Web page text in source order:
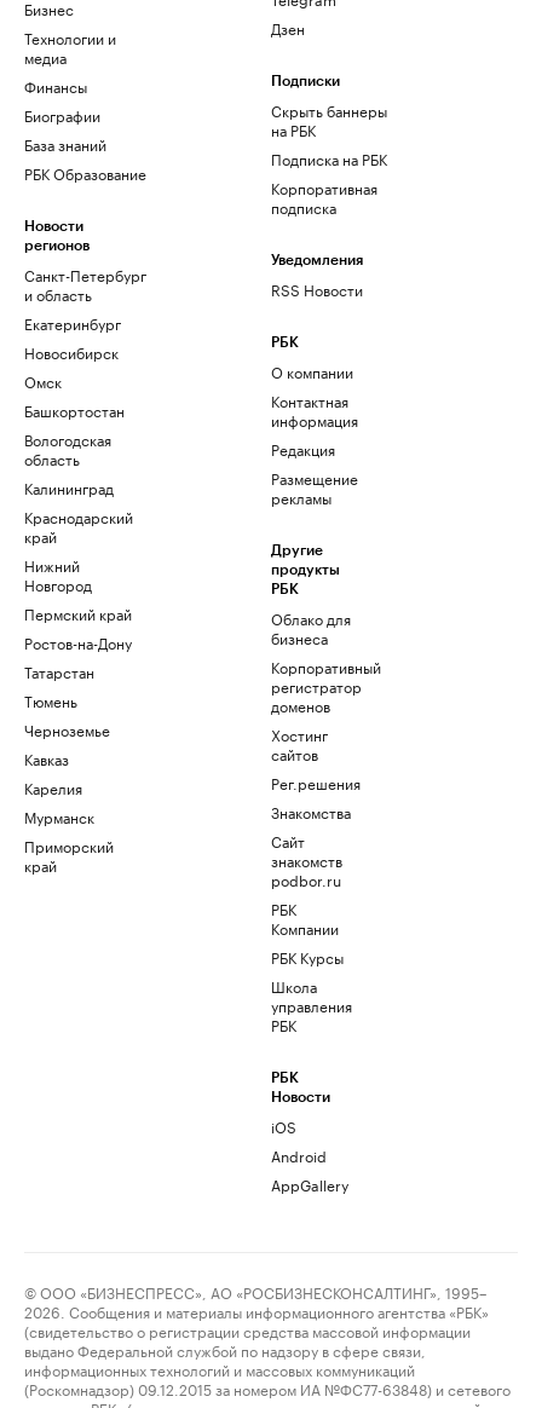
Бизнес
Технологии и
медиа
Финансы
Биографии
База знаний
РБК Образование
Новости
регионов
Санкт-Петербург
и область
Екатеринбург
Новосибирск
Омск
Башкортостан
Вологодская
область
Калининград
Краснодарский
край
Нижний
Новгород
Пермский край
Ростов-на-Дону
Татарстан
Тюмень
Черноземье
Кавказ
Карелия
Мурманск
Приморский
край
Дзен
Подписки
Скрыть баннеры
на РБК
Подписка на РБК
Корпоративная
подписка
Уведомления
RSS Новости
РБК
О компании
Контактная
информация
Редакция
Размещение
рекламы
Другие
продукты
РБК
Облако для
бизнеса
Корпоративный
регистратор
доменов
Хостинг
сайтов
Рег.решения
Знакомства
Сайт
знакомств
podbor.ru
РБК
Компании
РБК Курсы
Школа
управления
РБК
РБК
Новости
iOS
Android
AppGallery
© ООО «БИЗНЕСПРЕСС», АО «РОСБИЗНЕСКОНСАЛТИНГ», 1995–
2026. Сообщения и материалы информационного агентства «РБК»
(свидетельство о регистрации средства массовой информации
выдано Федеральной службой по надзору в сфере связи,
информационных технологий и массовых коммуникаций
(Роскомнадзор) 09.12.2015 за номером ИА №ФС77-63848) и сетевого